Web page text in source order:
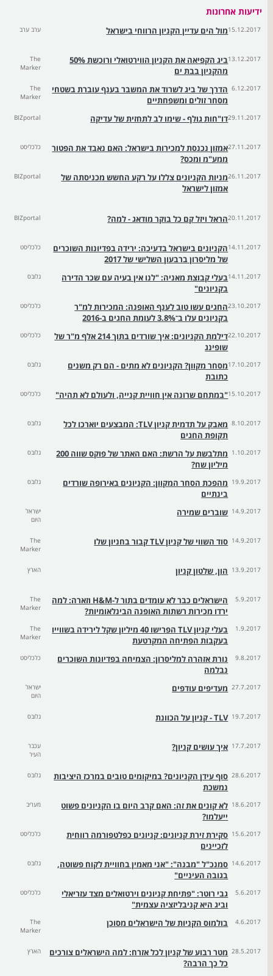
ידיעות אחרונות
15.12.2017מול הים עדיין הקניון הרווחי בישראל ערב ערב
13.12.2017
ביג הקפיאה את הקניון הווירטואלי ורוכשת 50%
מהקניון בבת ים
The
Marker
6.12.2017 הדרך של ביג לשרוד את המשבר בענף עוברת בשטחי
מסחר זולים ומשפחתיים
The
Marker
29.11.2017דו"חות גולף - שימו לב לתחזית של עדיקה BIZportal
27.11.2017אמזון נכנסת למכירות בישראל: האם נאבד את הפטור
ממע"מ ומכס?
כלכליסט
26.11.2017מניות הקניונים צללו על רקע החשש מכניסתה של
אמזון לישראל
BIZportal
20.11.2017הראל ויזל קם כל בוקר מודאג - למה? BIZportal
14.11.2017הקניונים בישראל בדעיכה: ירידה בפדיונות השוכרים
של מליסרון ברבעון השלישי של 2017
כלכליסט
14.11.2017בעלי קבוצת מאניה: "לנו אין בעיה עם שכר הדירה
בקניונים"
גלובס
23.10.2017החגים עשו טוב לענף האופנה: המכירות למ"ר
בקניונים עלו ב־3.8% לעומת החגים ב-2016
כלכליסט
22.10.2017
דילמת הקניונים: איך שורדים בתוך 214 אלף מ"ר של
שופינג
כלכליסט
17.10.2017מסחר מקוון? הקניונים לא מתים - הם רק משנים
כתובת
גלובס
15.10.2017"במתחם שרונה אין חוויית קנייה, ולעולם לא תהיה" כלכליסט
8.10.2017
מאבק על תדמית קניון TLV: המבצעים יוארכו לכל
תקופת החגים
גלובס
1.10.2017
מתלבשת על הרשת: האם האתר של פוקס שווה 200
מיליון שח?
גלובס
19.9.2017 מהפכת הסחר המקוון: הקניונים באירופה שורדים
בינתיים
גלובס
14.9.2017 שוברים שמירה
ישראל
היום
14.9.2017 סוד השווי של קניון TLV קבור בחניון שלו
The
Marker
13.9.2017 הון, שלטון קניון הארץ
5.9.2017
הישראלים כבר לא עומדים בתור ל-H&M וזארה: למה
ירדו מכירות רשתות האופנה הבינלאומיות?
The
Marker
1.9.2017
בעלי קניון TLV הפרישו 40 מיליון שקל לירידה בשווייו
בעקבות הפתיחה המקרטעת
The
Marker
9.8.2017
נורת אזהרה למליסרון: הצמיחה בפדיונות השוכרים
נבלמה
כלכליסט
27.7.2017 מעדיפים עודפים
ישראל
היום
19.7.2017 TLV - קניון על הכוונת גלובס
17.7.2017 איך עושים קניון?
עכבר
העיר
28.6.2017 סוף עידן הקניונים? במיקומים טובים במרכז היציבות
נמשכת
גלובס
18.6.2017 לא קונים את זה: האם קרב היום בו הקניונים פשוט
ייעלמו?
מעריב
15.6.2017 סקירת זירת קניונים: קניונים כפלטפורמה רווחית
לזכיינים
כלכליסט
14.6.2017 סמנכ"ל "מבנה": "אני מאמין בחוויית לקוח פשוטה,
בגובה העיניים"
גלובס
5.6.2017
גבי רוטר: "פתיחת קניונים וירטואלים מצד עזריאלי
וביג היא קניבליזציה עצמית"
כלכליסט
4.6.2017 בולמוס הקניות של הישראלים מסוכן
The
Marker
28.5.2017 מטר רבוע של קניון לכל אזרח: למה הישראלים צורכים
כל כך הרבה?
הארץ